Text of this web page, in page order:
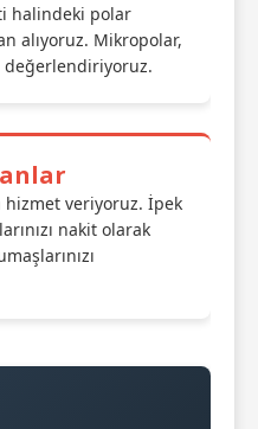
halindeki polar
alıyoruz. Mikropolar,
hizmet veriyoruz. İpek
nakit olarak